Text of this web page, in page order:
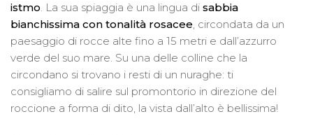
istmo. La sua spiaggia è una lingua di sabbia
bianchissima con tonalità rosacee, circondata da un
paesaggio di rocce alte fino a 15 metri e dall’azzurro
verde del suo mare. Su una delle colline che la
circondano si trovano i resti di un nuraghe: ti
consigliamo di salire sul promontorio in direzione del
roccione a forma di dito, la vista dall’alto è bellissima!